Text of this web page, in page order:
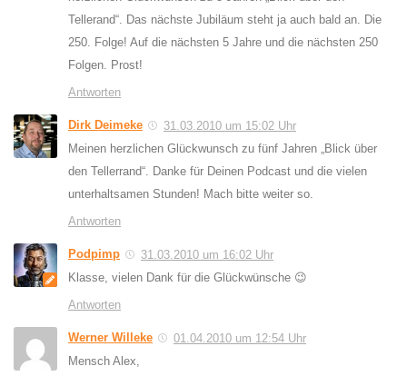
Tellerand“. Das nächste Jubiläum steht ja auch bald an. Die
250. Folge! Auf die nächsten 5 Jahre und die nächsten 250
Folgen. Prost!
Antworten
Dirk Deimeke
31.03.2010 um 15:02 Uhr
Meinen herzlichen Glückwunsch zu fünf Jahren „Blick über
den Tellerrand“. Danke für Deinen Podcast und die vielen
unterhaltsamen Stunden! Mach bitte weiter so.
Antworten
Podpimp
31.03.2010 um 16:02 Uhr
Klasse, vielen Dank für die Glückwünsche 😉
Antworten
Werner Willeke
01.04.2010 um 12:54 Uhr
Mensch Alex,